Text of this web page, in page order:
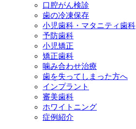
口腔がん検診
歯の冷凍保存
小児歯科・マタニティ歯科
予防歯科
小児矯正
矯正歯科
噛み合わせ治療
歯を失ってしまった方へ
インプラント
審美歯科
ホワイトニング
症例紹介